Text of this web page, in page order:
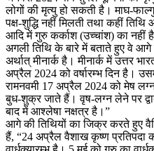
लोगों की मृत्यु हो सकती है। माघ-
पक्ष-शुद्धि नहीं मिलती तथा कहीं
आदि में गुरु कर्काश (उच्चांश) का नहीं
अगली तिथि के बारे में बताते हुए वे
अर्थात् मीनार्क है। मीनार्क में उत्तर
अप्रैल 2024 को वर्षारम्भ दिन है।
रामनवमी 17 अप्रैल 2024 को मेष
बुध-शुक्र जाते हैं। वृष-लग्न लेने पर
बाद में आश्लेषा नक्षत्र है।”
आगे की तिथियों का जिक्र करते हुए
हैं, “24 अप्रैल वैशाख कृष्ण प्रतिपदा